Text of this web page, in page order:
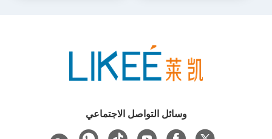
وسائل التواصل الاجتماعي